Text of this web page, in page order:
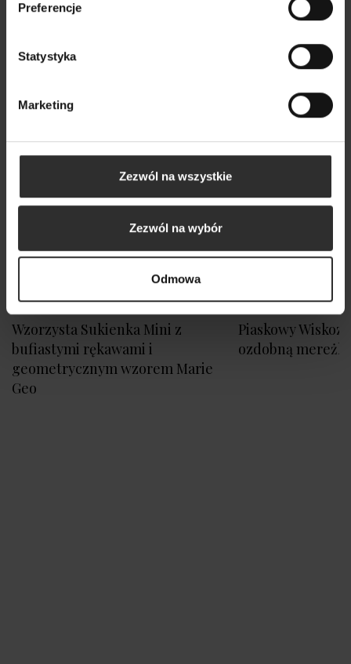
Preferencje
Statystyka
Marketing
Zezwól na wszystkie
Zezwól na wybór
Odmowa
Wzorzysta Sukienka Mini z
bufiastymi rękawami i
geometrycznym wzorem Marie
Geo
Piaskowy
ozdobną